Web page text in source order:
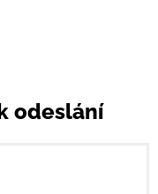
odeslání